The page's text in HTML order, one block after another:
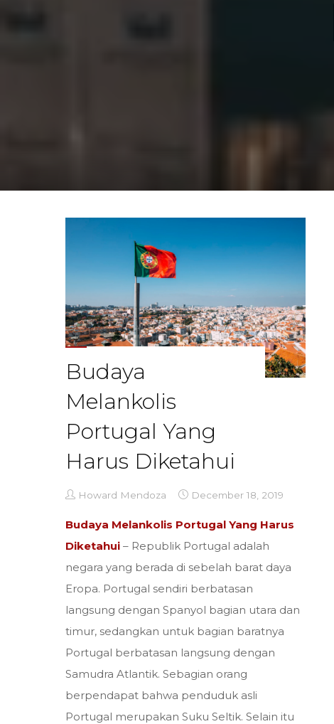
Budaya
Melankolis
Portugal Yang
Harus Diketahui
Howard Mendoza December 18, 2019
Budaya Melankolis Portugal Yang Harus
Diketahui– Republik Portugal adalah
negara yang berada di sebelah barat daya
Eropa. Portugal sendiri berbatasan
langsung dengan Spanyol bagian utara dan
timur, sedangkan untuk bagian baratnya
Portugal berbatasan langsung dengan
Samudra Atlantik. Sebagian orang
berpendapat bahwa penduduk asli
Portugal merupakan Suku Seltik. Selain itu